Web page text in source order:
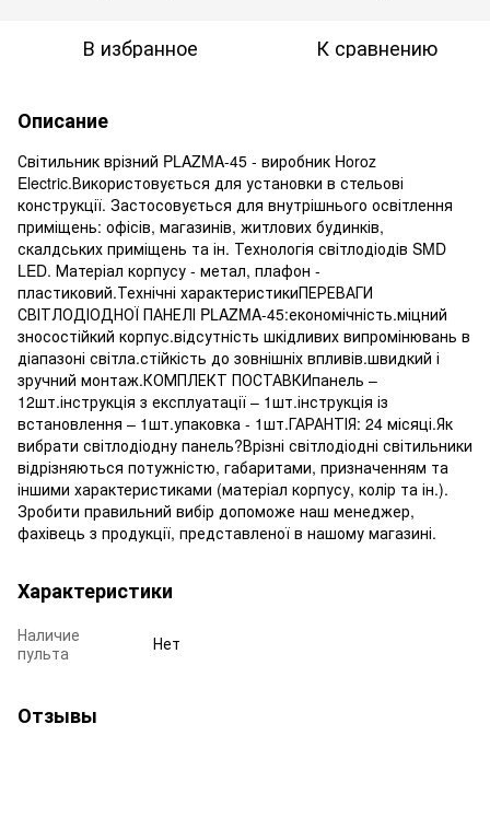
В избранное К сравнению
Описание
Світильник врізний PLAZMA-45 - виробник Horoz
Electric.Використовується для установки в стельові
конструкції. Застосовується для внутрішнього освітлення
приміщень: офісів, магазинів, житлових будинків,
скалдських приміщень та ін. Технологія світлодіодів SMD
LED. Матеріал корпусу - метал, плафон -
пластиковий.Технічні характеристикиПЕРЕВАГИ
СВІТЛОДІОДНОЇ ПАНЕЛІ PLAZMA-45:економічність.міцний
зносостійкий корпус.відсутність шкідливих випромінювань в
діапазоні світла.стійкість до зовнішніх впливів.швидкий і
зручний монтаж.КОМПЛЕКТ ПОСТАВКИпанель –
12шт.інструкція з експлуатації – 1шт.інструкція із
встановлення – 1шт.упаковка - 1шт.ГАРАНТІЯ: 24 місяці.Як
вибрати світлодіодну панель?Врізні світлодіодні світильники
відрізняються потужністю, габаритами, призначенням та
іншими характеристиками (матеріал корпусу, колір та ін.).
Зробити правильний вибір допоможе наш менеджер,
фахівець з продукції, представленої в нашому магазині.
Характеристики
Наличие
пульта
Нет
Отзывы